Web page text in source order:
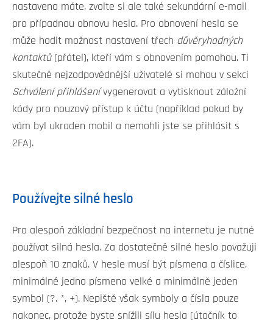
nastaveno máte, zvolte si ale také sekundární e-mail
pro případnou obnovu hesla. Pro obnovení hesla se
může hodit možnost nastavení třech důvěryhodných
kontaktů(přátel), kteří vám s obnovením pomohou. Ti
skutečně nejzodpovědnější uživatelé si mohou v sekci
Schválení přihlášenívygenerovat a vytisknout záložní
kódy pro nouzový přístup k účtu (například pokud by
vám byl ukraden mobil a nemohli jste se přihlásit s
2FA).
Používejte silné heslo
Pro alespoň základní bezpečnost na internetu je nutné
používat silná hesla. Za dostatečně silné heslo považuji
alespoň 10 znaků. V hesle musí být písmena a číslice,
minimálně jedno písmeno velké a minimálně jeden
symbol (?. *, +). Nepiště však symboly a čísla pouze
nakonec, protože byste snížili sílu hesla (útočník to